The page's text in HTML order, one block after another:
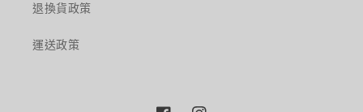
退換貨政策
運送政策